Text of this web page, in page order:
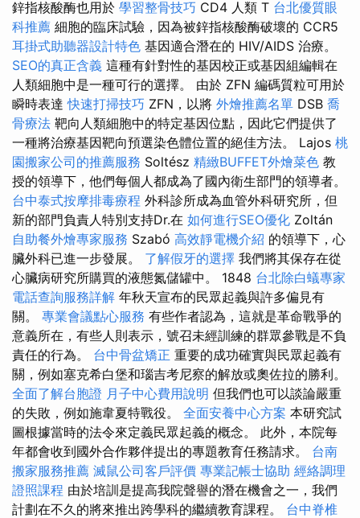
鋅指核酸酶也用於 學習整骨技巧 CD4 人類 T 台北優質眼
科推薦 細胞的臨床試驗，因為被鋅指核酸酶破壞的 CCR5
耳掛式助聽器設計特色 基因適合潛在的 HIV/AIDS 治療。
SEO的真正含義 這種有針對性的基因校正或基因組編輯在
人類細胞中是一種可行的選擇。 由於 ZFN 編碼質粒可用於
瞬時表達快速打掃技巧 ZFN，以將 外燴推薦名單 DSB 喬
骨療法 靶向人類細胞中的特定基因位點，因此它們提供了
一種將治療基因靶向預選染色體位置的絕佳方法。 Lajos 桃
園搬家公司的推薦服務 Soltész 精緻BUFFET外燴菜色 教
授的領導下，他們每個人都成為了國內衛生部門的領導者。
台中泰式按摩排毒療程 外科診所成為血管外科研究所，但
新的部門負責人特別支持Dr.在 如何進行SEO優化 Zoltán
自助餐外燴專家服務 Szabó 高效靜電機介紹 的領導下，心
臟外科已進一步發展。 了解假牙的選擇 我們將其保存在從
心臟病研究所購買的液態氮儲罐中。 1848 台北除白蟻專家
電話查詢服務詳解 年秋天宣布的民眾起義與許多偏見有
關。 專業會議點心服務 有些作者認為，這就是革命戰爭的
意義所在，有些人則表示，號召未經訓練的群眾參戰是不負
責任的行為。 台中骨盆矯正 重要的成功確實與民眾起義有
關，例如塞克希白堡和瑙吉考尼察的解放或奧佐拉的勝利。
全面了解台胞證 月子中心費用說明 但我們也可以談論嚴重
的失敗，例如施韋夏特戰役。 全面安養中心方案 本研究試
圖根據當時的法令來定義民眾起義的概念。 此外，本院每
年都會收到國外合作夥伴提出的專題教育任務請求。 台南
搬家服務推薦 滅鼠公司客戶評價 專業記帳士協助 經絡調理
證照課程 由於培訓是提高我院聲譽的潛在機會之一，我們
計劃在不久的將來推出跨學科的繼續教育課程。 台中脊椎